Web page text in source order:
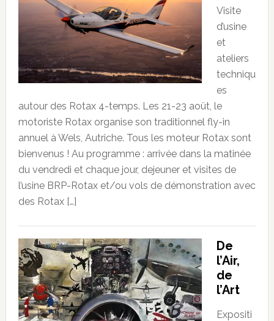
Visite
d’usine
et
ateliers
techniqu
es
autour des Rotax 4-temps. Les 21-23 août, le
motoriste Rotax organise son traditionnel fly-in
annuel à Wels, Autriche. Tous les moteur Rotax sont
bienvenus ! Au programme : arrivée dans la matinée
du vendredi et chaque jour, dejeuner et visites de
l’usine BRP-Rotax et/ou vols de démonstration avec
des Rotax […]
De
l’Air,
de
l’Art
Expositi